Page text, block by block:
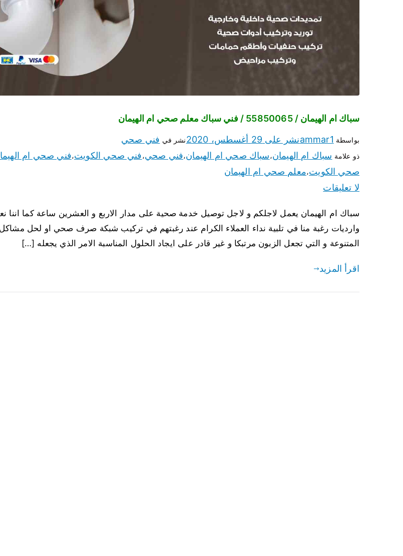
سباك ام الهيمان / 55850065 / فني سباك معلم صحي ام الهيمان
بواسطة ammar1نشر على 29 أغسطس، 2020 نشر في فني صحي
ذو علامة سباك ام الهيمان،سباك صحي ام الهيمان،فني صحي،فني صحي الكويت،فني صحي ام
صحي الكويت،معلم صحي ام الهيمان
لا تعليقات
سباك ام الهيمان يعمل لاجلكم و لاجل توصيل خدمة صحية على مدار الاربع و العشرين ساعة كما اننا
وارديات رغبة منا في تلبية نداء العملاء الكرام عند رغبتهم في تركيب شبكة صرف صحي او لحل
المتنوعة و التي تجعل الزبون مرتبكا و غير قادر على ايجاد الحلول المناسبة الامر الذي يجعله […]
اقرأ المزيد